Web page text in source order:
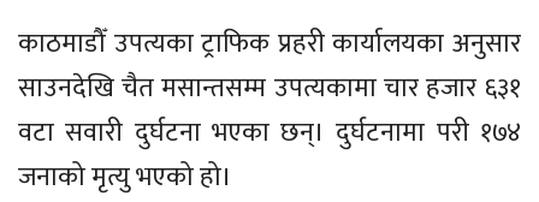
काठमाडौँ उपत्यका ट्राफिक प्रहरी कार्यालयका अनुसार
साउनदेखि चैत मसान्तसम्म उपत्यकामा चार हजार ६३१
वटा सवारी दुर्घटना भएका छन्। दुर्घटनामा परी १७४
जनाको मृत्यु भएको हो।